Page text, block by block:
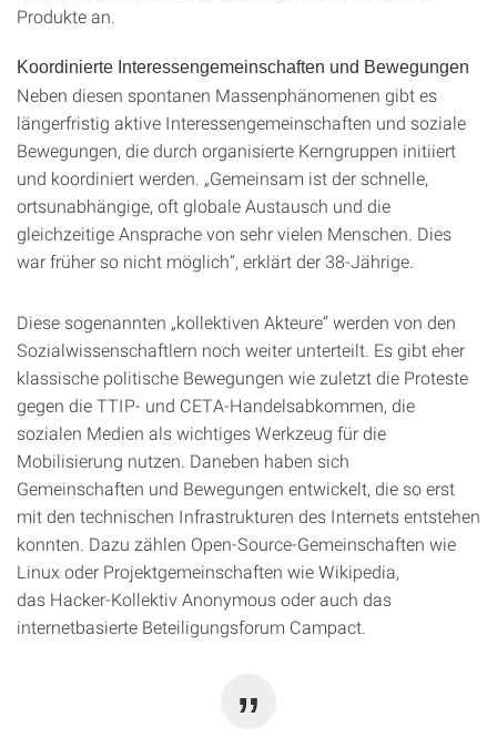
Produkte an.
Koordinierte Interessengemeinschaften und Bewegungen
Neben diesen spontanen Massenphänomenen gibt es
längerfristig aktive Interessengemeinschaften und soziale
Bewegungen, die durch organisierte Kerngruppen initiiert
und koordiniert werden. „Gemeinsam ist der schnelle,
ortsunabhängige, oft globale Austausch und die
gleichzeitige Ansprache von sehr vielen Menschen. Dies
war früher so nicht möglich“, erklärt der 38-Jährige.
Diese sogenannten „kollektiven Akteure“ werden von den
Sozialwissenschaftlern noch weiter unterteilt. Es gibt eher
klassische politische Bewegungen wie zuletzt die Proteste
gegen die TTIP- und CETA-Handelsabkommen, die
sozialen Medien als wichtiges Werkzeug für die
Mobilisierung nutzen. Daneben haben sich
Gemeinschaften und Bewegungen entwickelt, die so erst
mit den technischen Infrastrukturen des Internets entstehen
konnten. Dazu zählen Open-Source-Gemeinschaften wie
Linux oder Projektgemeinschaften wie Wikipedia,
das Hacker-Kollektiv Anonymous oder auch das
internetbasierte Beteiligungsforum Campact.